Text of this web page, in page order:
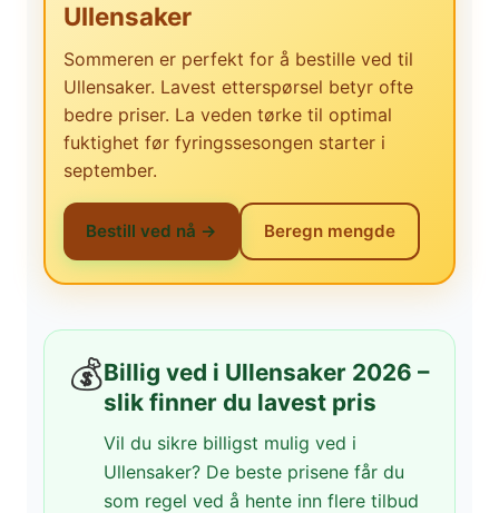
Ullensaker
Sommeren er perfekt for å bestille ved til
Ullensaker. Lavest etterspørsel betyr ofte
bedre priser. La veden tørke til optimal
fuktighet før fyringssesongen starter i
september.
Bestill ved nå → Beregn mengde
💰Billig ved i Ullensaker 2026 –
slik finner du lavest pris
Vil du sikre billigst mulig ved i
Ullensaker? De beste prisene får du
som regel ved å hente inn flere tilbud